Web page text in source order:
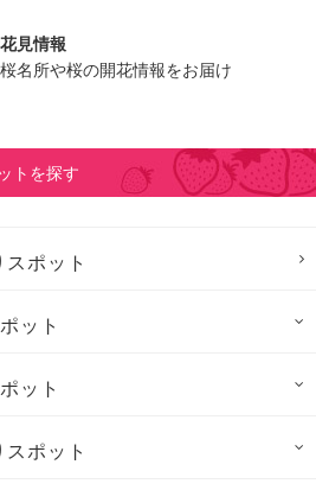
見情報
名所や桜の開花情報をお届け
トを探す
ポット
ット
ット
ポット